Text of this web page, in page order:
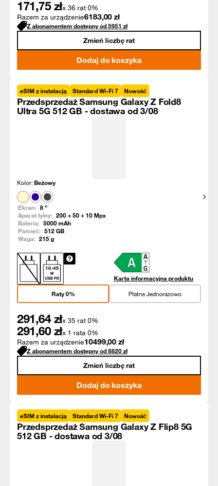
171,75 złx 36 rat 0%
Razem za urządzenie6183,00 zł
Z abonamentem dostępny od5951 zł
Zmień liczbę rat
Dodaj do koszyka
eSIM z instalacją Standard Wi-Fi 7 Nowość
Przedsprzedaż Samsung Galaxy Z Fold8
Ultra 5G 512 GB - dostawa od 3/08
Kolor:Beżowy
Ekran: 8 "
Aparat tylny: 200 + 50 + 10Mpx
Bateria: 5000mAh
Pamięć: 512GB
Waga: 215g
10-45
W
USB PD
Karta informacyjna produktu
Płatne Jednorazowo
Raty 0%
291,64 złx 35 rat 0%
291,60 złx 1 rata 0%
Razem za urządzenie10499,00 zł
Z abonamentem dostępny od8820zł
Zmień liczbę rat
Dodaj do koszyka
eSIM z instalacją Standard Wi-Fi 7 Nowość
Przedsprzedaż Samsung Galaxy Z Flip8 5G
512 GB - dostawa od 3/08